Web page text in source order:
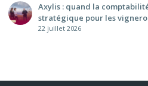
Axylis : quand la
stratégique pour les
22 juillet 2026